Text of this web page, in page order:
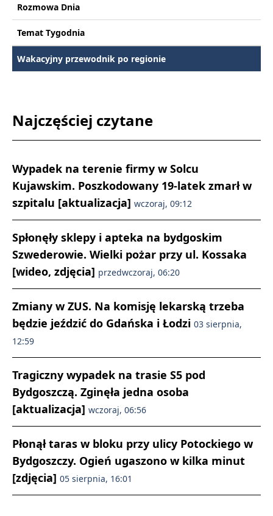
Rozmowa Dnia
Temat Tygodnia
Wakacyjny przewodnik po regionie
Najczęściej czytane
Wypadek na terenie firmy w Solcu
Kujawskim. Poszkodowany 19-latek zmarł w
szpitalu [aktualizacja] wczoraj, 09:12
Spłonęły sklepy i apteka na bydgoskim
Szwederowie. Wielki pożar przy ul. Kossaka
[wideo, zdjęcia] przedwczoraj, 06:20
Zmiany w ZUS. Na komisję lekarską trzeba
będzie jeździć do Gdańska i Łodzi 03 sierpnia,
12:59
Tragiczny wypadek na trasie S5 pod
Bydgoszczą. Zginęła jedna osoba
[aktualizacja] wczoraj, 06:56
Płonął taras w bloku przy ulicy Potockiego w
Bydgoszczy. Ogień ugaszono w kilka minut
[zdjęcia] 05 sierpnia, 16:01